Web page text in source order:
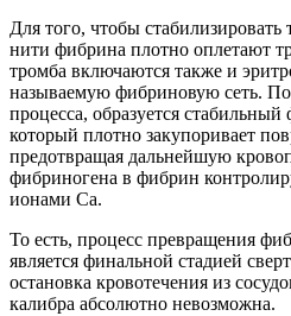
Для того, чтобы
нити фибрина плотно оплетают
тромба включаются также и
называемую фибриновую сеть.
процесса, образуется
который плотно закупоривает
предотвращая дальнейшую
фибриногена в фибрин
ионами Са.
То есть, процесс превращения
является финальной стадией
остановка кровотечения из
калибра абсолютно невозможна.